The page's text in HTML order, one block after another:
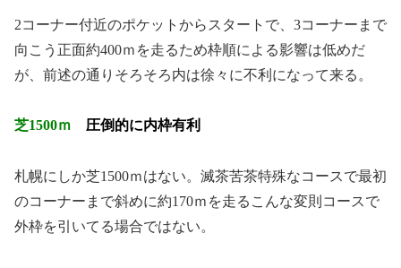
2コーナー付近のポケットからスタートで、3コーナーまで
向こう正面約400ｍを走るため枠順による影響は低めだ
が、前述の通りそろそろ内は徐々に不利になって来る。
芝1500ｍ 圧倒的に内枠有利
札幌にしか芝1500ｍはない。滅茶苦茶特殊なコースで最初
のコーナーまで斜めに約170ｍを走るこんな変則コースで
外枠を引いてる場合ではない。